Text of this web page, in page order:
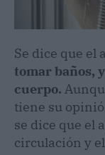
Se dice que el
tomar baños,
cuerpo.
tiene su
se dice que el
circulación y